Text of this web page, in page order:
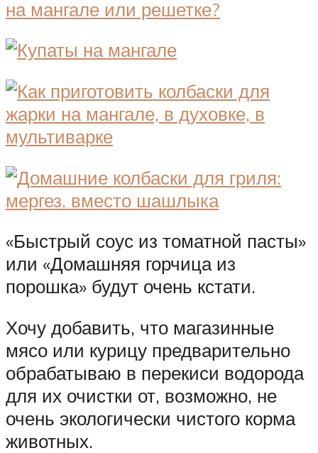
«Быстрый соус из томатной пасты»
или «Домашняя горчица из
порошка» будут очень кстати.
Хочу добавить, что магазинные
мясо или курицу предварительно
обрабатываю в перекиси водорода
для их очистки от, возможно, не
очень экологически чистого корма
животных.